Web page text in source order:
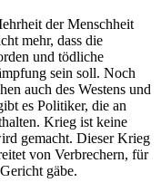
der Menschheit
mehr, dass die
und tödliche
sein soll. Noch
auch des Westens und
es Politiker, die an
Krieg ist keine
gemacht. Dieser Krieg
von Verbrechern, für
gäbe.